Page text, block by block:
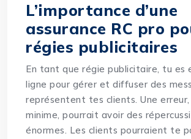
L’importance d’une
assurance RC pro
régies publicitaires
En tant que régie publicitaire, tu es
ligne pour gérer et diffuser des
représentent tes clients. Une
minime, pourrait avoir des
énormes. Les clients pourraient te